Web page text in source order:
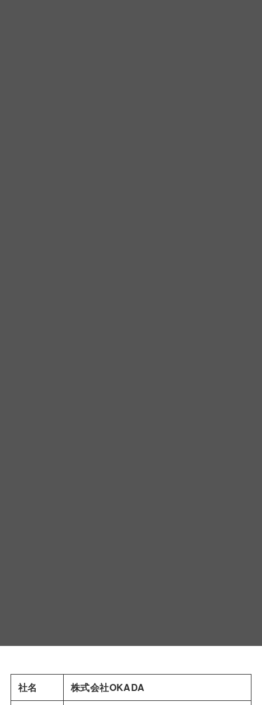
社名
株式会社OKADA